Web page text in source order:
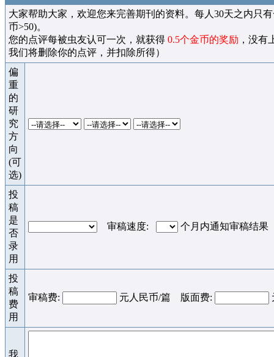
大家帮助大家，欢迎您来完善期刊的资料。每人30天之内只
币>50)。
您的点评每被虫友认可一次，就获得 0.5个金币的奖励 ，没有
我们将删除你的点评，并扣除所得）
偏
重
的
研
究
方
向
(可
选)
投
稿
是
否
录
用
审稿速度: 个月内通知审稿结果
投
稿
费
用
审稿费: 元人民币/篇 版面费:
我